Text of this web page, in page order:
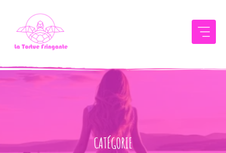
contenu
CATÉGORIE